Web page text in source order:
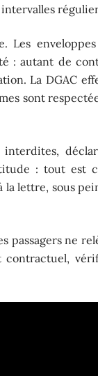
Les
: autant de
La DGAC
sont
interdites,
: tout est
la lettre, sous
passagers ne
contractuel,